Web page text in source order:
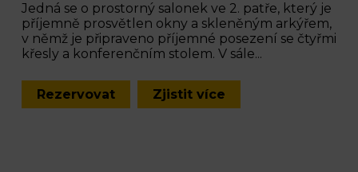
Jedná se o prostorný salonek ve 2. patře, který je
příjemně prosvětlen okny a skleněným arkýřem,
v němž je připraveno příjemné posezení se čtyřmi
křesly a konferenčním stolem. V sále...
Rezervovat Zjistit více